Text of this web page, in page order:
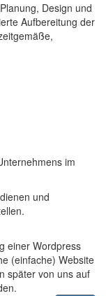
Design und
Aufbereitung der
im
und
einer Wordpress
(einfache) Website
später von uns auf